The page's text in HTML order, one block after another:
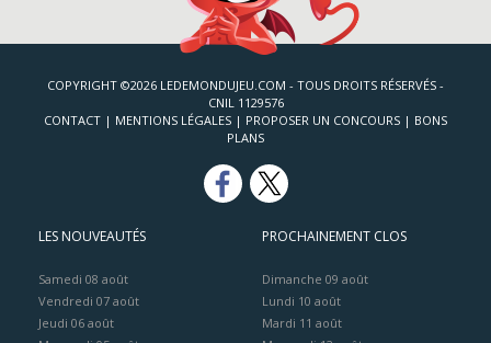
COPYRIGHT ©2026 LEDEMONDUJEU.COM - TOUS DROITS RÉSERVÉS -
CNIL 1129576
CONTACT | MENTIONS LÉGALES | PROPOSER UN CONCOURS | BONS
PLANS
LES NOUVEAUTÉS
Samedi 08 août
Vendredi 07 août
Jeudi 06 août
PROCHAINEMENT CLOS
Dimanche 09 août
Lundi 10 août
Mardi 11 août